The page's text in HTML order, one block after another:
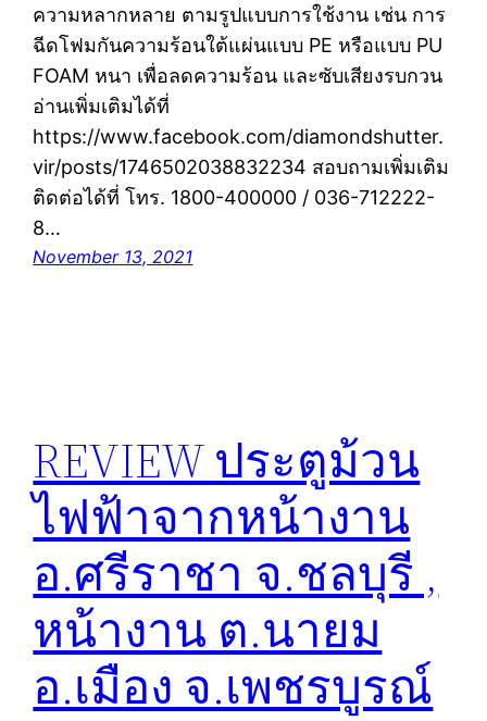
ความหลากหลาย ตามรูปแบบการใช้งาน เช่น การ
ฉีดโฟมกันความร้อนใต้แผ่นแบบ PE หรือแบบ PU
FOAM หนา เพื่อลดความร้อน และซับเสียงรบกวน
อ่านเพิ่มเติมได้ที่
https://www.facebook.com/diamondshutter.
vir/posts/1746502038832234 สอบถามเพิ่มเติม
ติดต่อได้ที่ โทร. 1800-400000 / 036-712222-
8…
November 13, 2021
REVIEW ประตูม้วน
ไฟฟ้าจากหน้างาน
อ.ศรีราชา​ จ.ชลบุรี ,
หน้างาน ต.นายม
อ.เมือง จ.เพชรบูรณ์